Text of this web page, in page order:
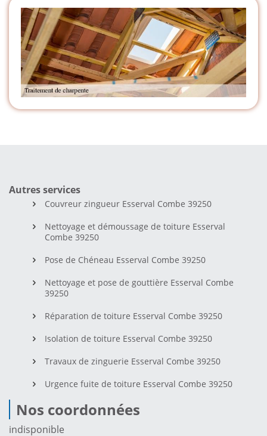
Autres services
Couvreur zingueur Esserval Combe 39250
Nettoyage et démoussage de toiture Esserval
Combe 39250
Pose de Chéneau Esserval Combe 39250
Nettoyage et pose de gouttière Esserval Combe
39250
Réparation de toiture Esserval Combe 39250
Isolation de toiture Esserval Combe 39250
Travaux de zinguerie Esserval Combe 39250
Urgence fuite de toiture Esserval Combe 39250
Nos coordonnées
indisponible